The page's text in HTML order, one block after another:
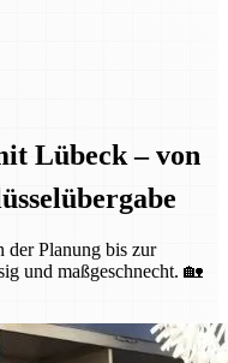
Lübeck – von
der Planung bis zur
und maßgeschnecht. 🏡